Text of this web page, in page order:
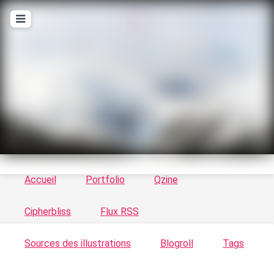
Le vortex à chats - Illustrations, trucs en tout
genre par Tykayn
Accueil Portfolio Qzine
Cipherbliss Flux RSS
Sources des illustrations Blogroll Tags